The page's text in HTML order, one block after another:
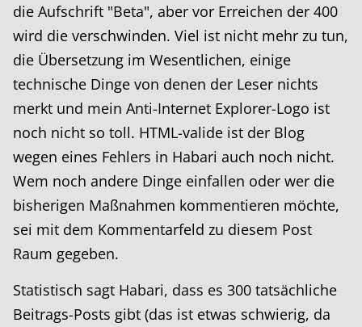
die Aufschrift "Beta", aber vor Erreichen der 400
wird die verschwinden. Viel ist nicht mehr zu tun,
die Übersetzung im Wesentlichen, einige
technische Dinge von denen der Leser nichts
merkt und mein Anti-Internet Explorer-Logo ist
noch nicht so toll. HTML-valide ist der Blog
wegen eines Fehlers in Habari auch noch nicht.
Wem noch andere Dinge einfallen oder wer die
bisherigen Maßnahmen kommentieren möchte,
sei mit dem Kommentarfeld zu diesem Post
Raum gegeben.
Statistisch sagt Habari, dass es 300 tatsächliche
Beitrags-Posts gibt (das ist etwas schwierig, da